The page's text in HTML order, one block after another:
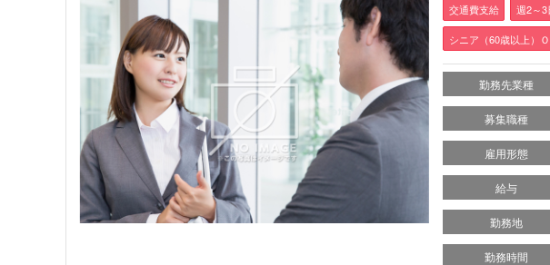
交通費支給 週2～
シニア（60歳以上）Ｏ
勤務先業種
募集職種
雇用形態
給与
勤務地
勤務時間